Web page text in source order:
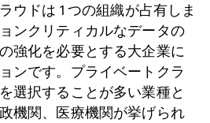
ウドは 1 つの組織が占有しま
ンクリティカルなデータの
強化を必要とする大企業に
ンです。プライベートクラ
選択することが多い業種と
機関、医療機関が挙げられ